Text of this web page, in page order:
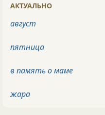
АКТУАЛЬНО
август
пятница
в память о маме
жара